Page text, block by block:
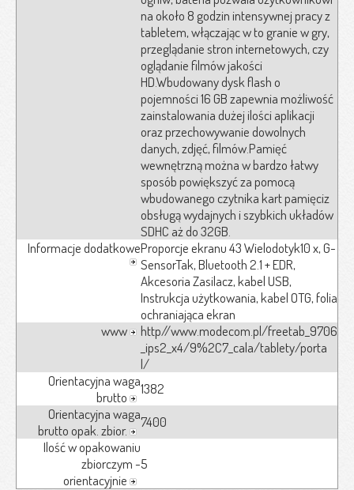
na około 8 godzin intensywnej pracy z
tabletem, włączając w to granie w gry,
przeglądanie stron internetowych, czy
oglądanie filmów jakości
HD.Wbudowany dysk flash o
pojemności 16 GB zapewnia możliwość
zainstalowania dużej ilości aplikacji
oraz przechowywanie dowolnych
danych, zdjęć, filmów.Pamięć
wewnętrzną można w bardzo łatwy
sposób powiększyć za pomocą
wbudowanego czytnika kart pamięciz
obsługą wydajnych i szybkich układów
SDHC aż do 32GB.
Informacje dodatkoweProporcje ekranu 43 Wielodotyk10 x, G-
SensorTak, Bluetooth 2.1 + EDR,
Akcesoria Zasilacz, kabel USB,
Instrukcja użytkowania, kabel OTG, folia
ochraniająca ekran
www
http//www.modecom.pl/freetab_9706
_ips2_x4/9%2C7_cala/tablety/porta
l/
Orientacyjna waga
brutto
1382
Orientacyjna waga
brutto opak. zbior.
7400
Ilość w opakowaniu
zbiorczym -
orientacyjnie
5